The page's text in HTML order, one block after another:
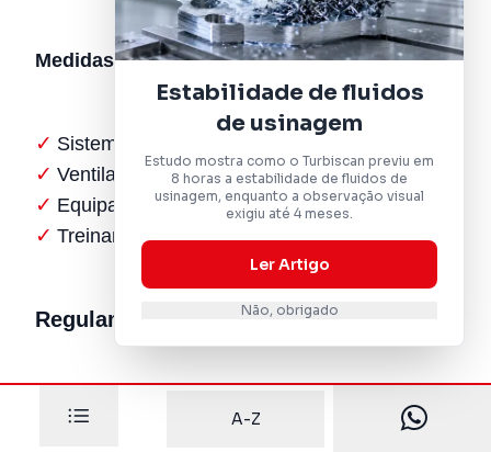
Estabilidade de fluidos
de usinagem
Estudo mostra como o Turbiscan previu em
8 horas a estabilidade de fluidos de
usinagem, enquanto a observação visual
exigiu até 4 meses.
Ler Artigo
Não, obrigado
Medidas Preventivas
Sistemas de detecção de gases
Ventilação adequada de áreas
Equipamentos à prova de explosão
Treinamento especializado de operadores
Regulamentações Internacionais
A-Z